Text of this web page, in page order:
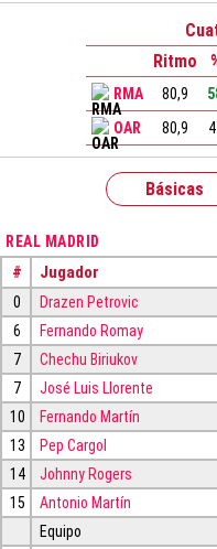
Ritmo
RMA 80,9
OAR
80,9
Básicas
REAL MADRID
# Jugador
0 Drazen Petrovic
6
Fernando Romay
7
Chechu Biriukov
7
José Luis Llorente
10
Fernando Martín
13
Pep Cargol
14
Johnny Rogers
15
Antonio Martín
Equipo